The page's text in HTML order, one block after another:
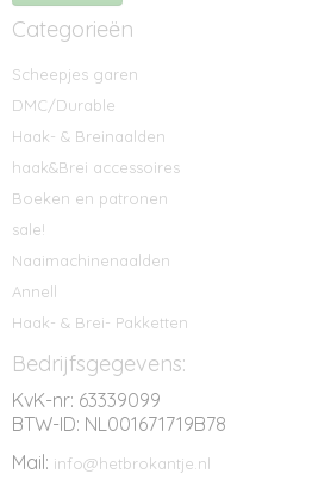
Categorieën
Scheepjes garen
DMC/Durable
Haak- & Breinaalden
haak&Brei accessoires
Boeken en patronen
sale!
Naaimachinenaalden
Annell
Haak- & Brei- Pakketten
Bedrijfsgegevens:
KvK-nr: 63339099
BTW-ID: NL001671719B78
Mail: info@hetbrokantje.nl